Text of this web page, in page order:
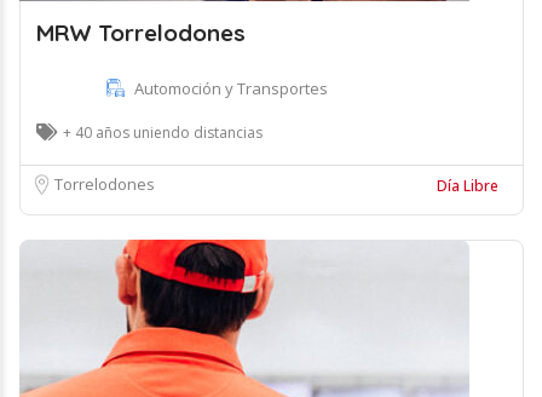
MRW Torrelodones
Automoción y Transportes
+ 40 años uniendo distancias
Torrelodones Día Libre